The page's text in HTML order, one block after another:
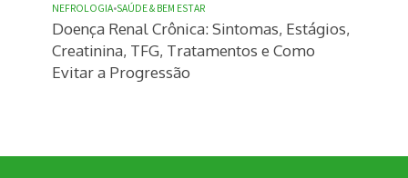
NEFROLOGIA•SAÚDE & BEM ESTAR
Doença Renal Crônica: Sintomas, Estágios,
Creatinina, TFG, Tratamentos e Como
Evitar a Progressão